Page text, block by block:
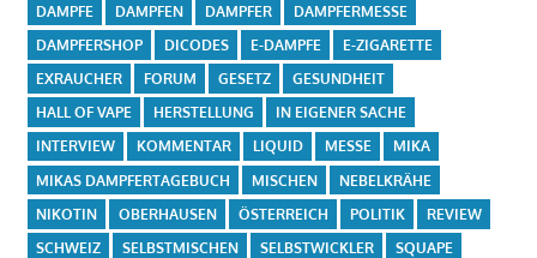
DAMPFE
DAMPFEN DAMPFER
DAMPFERMESSE
DAMPFERSHOP
DICODES E-DAMPFE
E-ZIGARETTE
EXRAUCHER
FORUM GESETZ
GESUNDHEIT
HALL OF VAPE
HERSTELLUNG
IN EIGENER SACHE
INTERVIEW
KOMMENTAR LIQUID MESSE
MIKA
MIKAS DAMPFERTAGEBUCH
MISCHEN
NEBELKRÄHE
NIKOTIN
OBERHAUSEN ÖSTERREICH POLITIK
REVIEW
SCHWEIZ
SELBSTMISCHEN SELBSTWICKLER
SQUAPE